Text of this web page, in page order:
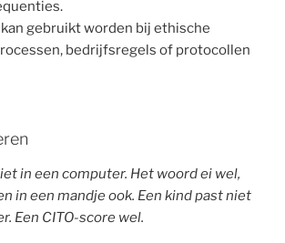
gebruikt worden bij ethische
bedrijfsregels of protocollen
in een computer. Het woord ei wel,
in een mandje ook. Een kind past niet
Een CITO-score wel.